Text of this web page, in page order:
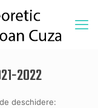
2022
deschidere: